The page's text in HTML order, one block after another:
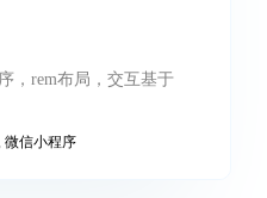
，rem布局，交互基于
微信小程序